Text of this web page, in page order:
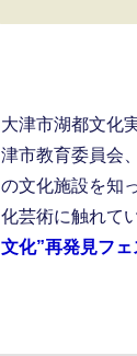
大津市湖都文化
津市教育委員会
の文化施設を知
化芸術に触れて
文化”再発見フェ